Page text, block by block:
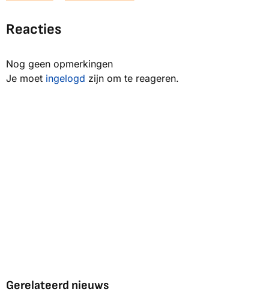
Reacties
Nog geen opmerkingen
Je moet ingelogd zijn om te reageren.
Gerelateerd nieuws